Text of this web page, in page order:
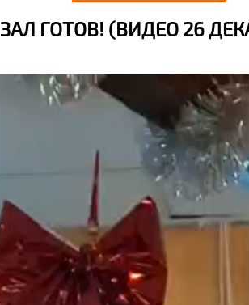
ЗАЛ ГОТОВ! (ВИДЕО 26